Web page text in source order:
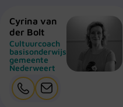
Cyrina van
der Bolt
Cultuurcoach
basisonderwijs
gemeente
Nederweert